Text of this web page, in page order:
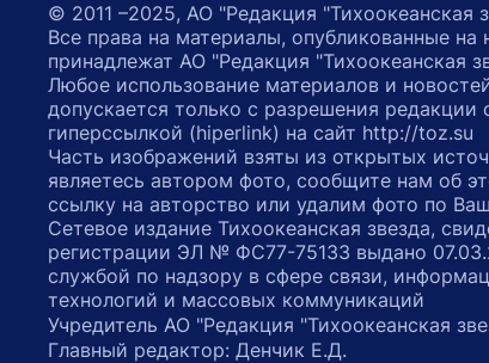
© 2011 –2025, АО "Редакция "Тихоокеанская
Все права на материалы, опубликованные на
принадлежат АО "Редакция "Тихоокеанская
Любое использование материалов и
допускается только с разрешения редакции
гиперссылкой (hiperlink) на сайт http://toz.su
Часть изображений взяты из открытых
являетесь автором фото, сообщите нам об
ссылку на авторство или удалим фото по
Сетевое издание Тихоокеанская звезда,
регистрации ЭЛ № ФС77-75133 выдано
службой по надзору в сфере связи,
технологий и массовых коммуникаций
Учредитель АО "Редакция "Тихоокеанская
Главный редактор: Денчик Е.Д.